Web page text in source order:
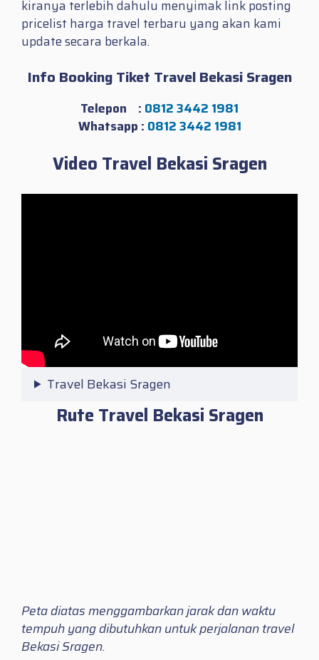
kiranya terlebih dahulu menyimak link posting
pricelist harga travel terbaru yang akan kami
update secara berkala.
Info Booking Tiket Travel Bekasi Sragen
Telepon : 0812 3442 1981
Whatsapp : 0812 3442 1981
Video Travel Bekasi Sragen
Travel Bekasi Sragen
Rute Travel Bekasi Sragen
Peta diatas menggambarkan jarak dan waktu
tempuh yang dibutuhkan untuk perjalanan travel
Bekasi Sragen.